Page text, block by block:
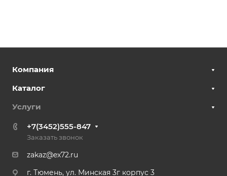
Компания
Каталог
Услуги
+7(3452)555-847
Заказать звонок
zakaz@ex72.ru
г. Тюмень, ул. Минская 3г корпус 3